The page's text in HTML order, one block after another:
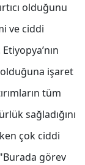
olduğunu
ve ciddi
işaret
tüm
sağladığını
çok ciddi
görev